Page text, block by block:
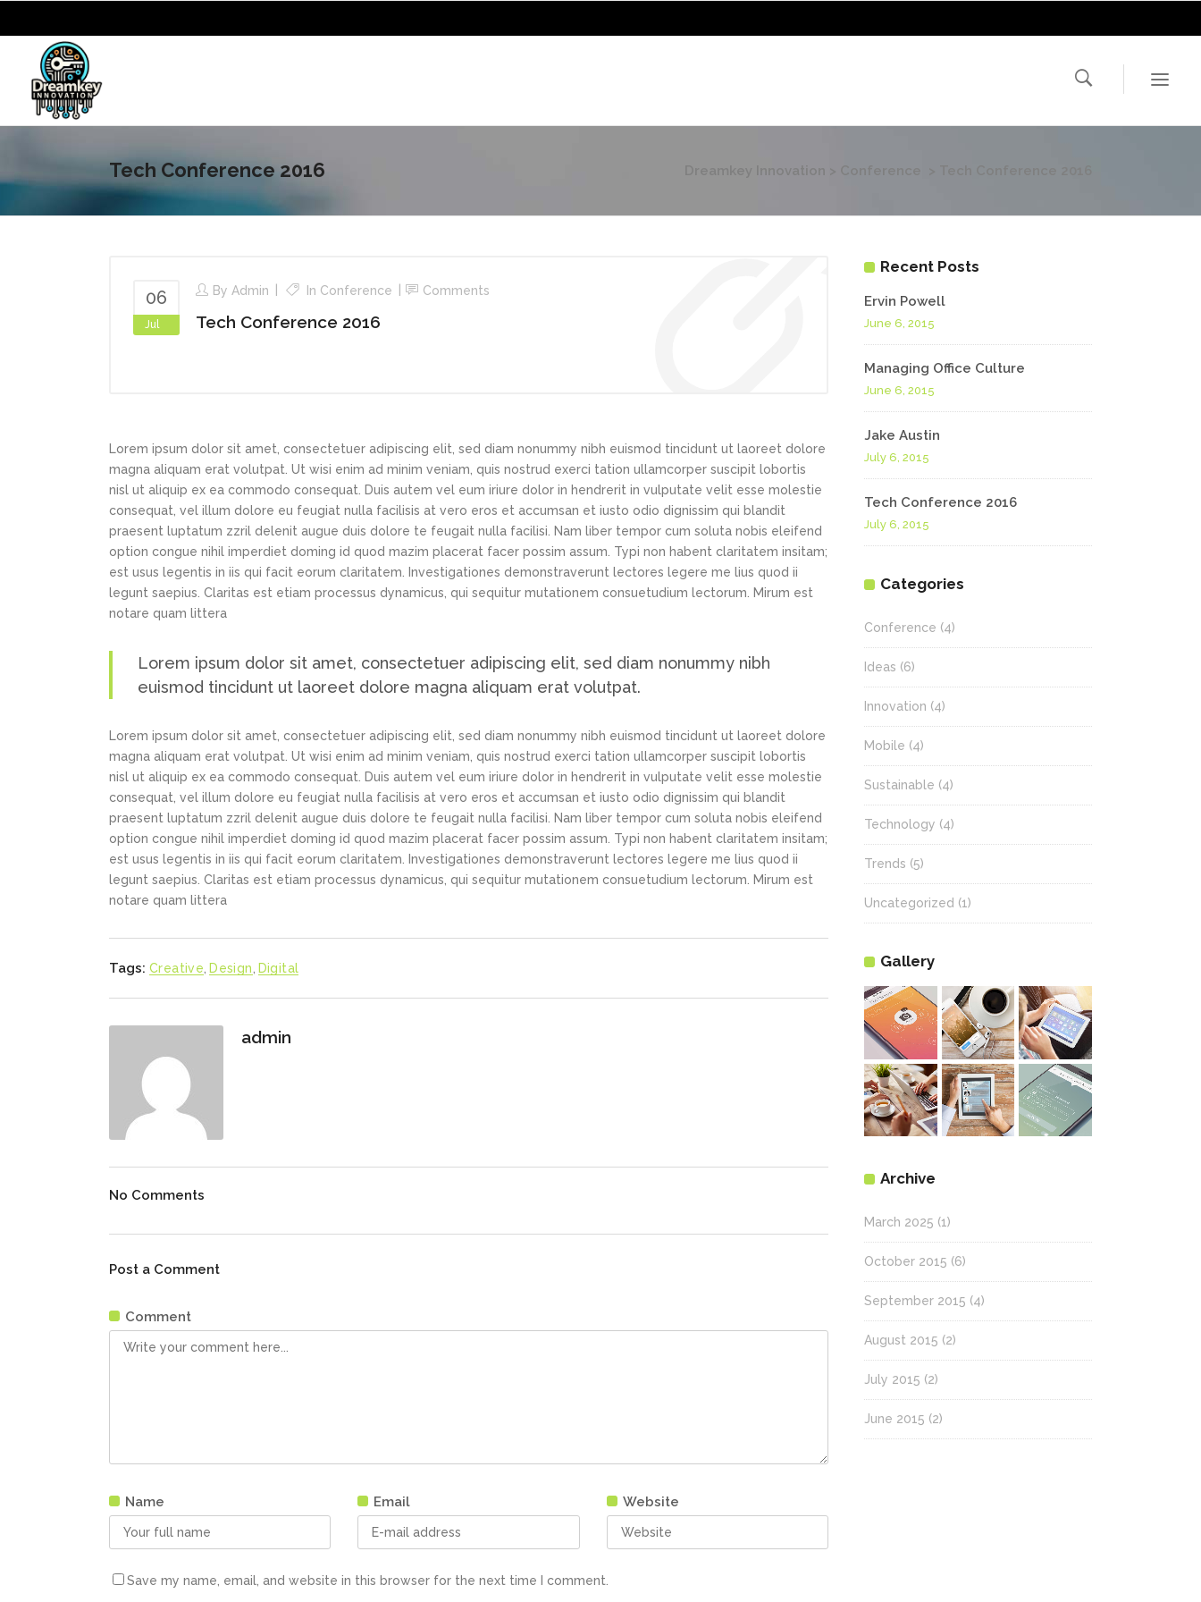
Tech Conference 2016 Dreamkey Innovation
06
Jul
By Admin In Conference Comments
Tech Conference 2016
Lorem ipsum dolor sit amet, consectetuer adipiscing elit, sed diam nonummy nibh euismod tincidunt ut laoreet dolore
magna aliquam erat volutpat. Ut wisi enim ad minim veniam, quis nostrud exerci tation ullamcorper suscipit lobortis
nisl ut aliquip ex ea commodo consequat. Duis autem vel eum iriure dolor in hendrerit in vulputate velit esse molestie
consequat, vel illum dolore eu feugiat nulla facilisis at vero eros et accumsan et iusto odio dignissim qui blandit
praesent luptatum zzril delenit augue duis dolore te feugait nulla facilisi. Nam liber tempor cum soluta nobis eleifend
option congue nihil imperdiet doming id quod mazim placerat facer possim assum. Typi non habent claritatem insitam;
est usus legentis in iis qui facit eorum claritatem. Investigationes demonstraverunt lectores legere me lius quod ii
legunt saepius. Claritas est etiam processus dynamicus, qui sequitur mutationem consuetudium lectorum. Mirum est
notare quam littera
Lorem ipsum dolor sit amet, consectetuer adipiscing elit, sed diam nonummy nibh
euismod tincidunt ut laoreet dolore magna aliquam erat volutpat.
Lorem ipsum dolor sit amet, consectetuer adipiscing elit, sed diam nonummy nibh euismod tincidunt ut laoreet dolore
magna aliquam erat volutpat. Ut wisi enim ad minim veniam, quis nostrud exerci tation ullamcorper suscipit lobortis
nisl ut aliquip ex ea commodo consequat. Duis autem vel eum iriure dolor in hendrerit in vulputate velit esse molestie
consequat, vel illum dolore eu feugiat nulla facilisis at vero eros et accumsan et iusto odio dignissim qui blandit
praesent luptatum zzril delenit augue duis dolore te feugait nulla facilisi. Nam liber tempor cum soluta nobis eleifend
option congue nihil imperdiet doming id quod mazim placerat facer possim assum. Typi non habent claritatem insitam;
est usus legentis in iis qui facit eorum claritatem. Investigationes demonstraverunt lectores legere me lius quod ii
legunt saepius. Claritas est etiam processus dynamicus, qui sequitur mutationem consuetudium lectorum. Mirum est
notare quam littera
Tags: Creative Design Digital
admin
No Comments
Post a Comment
Comment
Name Email Website
Save my name, email, and website in this browser for the next time I comment.
Recent Posts
Ervin Powell
June 6, 2015
Managing Office Culture
June 6, 2015
Jake Austin
July 6, 2015
Tech Conference 2016
July 6, 2015
Categories
Conference (4)
Ideas (6)
Innovation (4)
Mobile (4)
Sustainable (4)
Technology (4)
Trends (5)
Uncategorized (1)
Gallery
Archive
March 2025 (1)
October 2015 (6)
September 2015 (4)
August 2015 (2)
July 2015 (2)
June 2015 (2)